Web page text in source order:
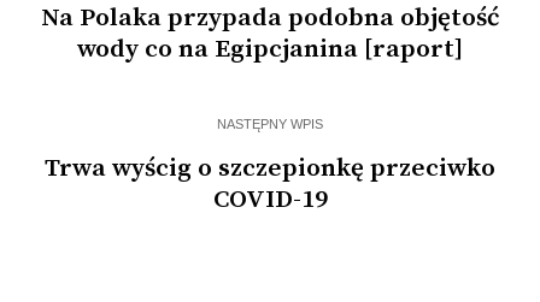
Na Polaka przypada podobna objętość
wody co na Egipcjanina [raport]
NASTĘPNY WPIS
Trwa wyścig o szczepionkę przeciwko
COVID-19